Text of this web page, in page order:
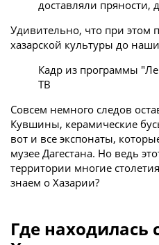
доставляли
Удивительно, что при этом
хазарской культуры до
Кадр из программы
ТВ
Совсем немного следов
Кувшины, керамические
вот и все экспонаты,
музее Дагестана. Но ведь
территории многие
знаем о Хазарии?
Где находилась